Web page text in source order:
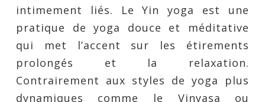
intimement liés. Le Yin yoga est une
pratique de yoga douce et méditative
qui met l’accent sur les étirements
prolongés et la relaxation.
Contrairement aux styles de yoga plus
dynamiques comme le Vinyasa ou